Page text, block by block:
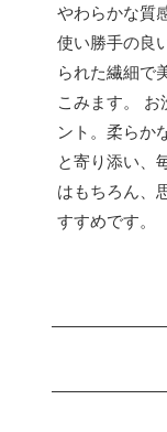
やわらかな質
使い勝手の良
られた繊細で
こみます。
ント。柔らか
と寄り添い、
はもちろん、
すすめです。